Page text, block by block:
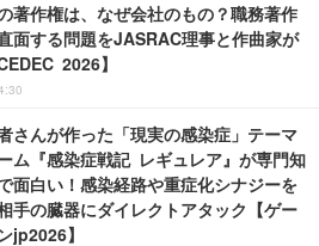
著作権は、なぜ会社のもの？職務著作
面する問題をJASRAC理事と作曲家が
2026】
さんが作った「現実の感染症」テーマ
ム『感染症戦記 レギュレア』が専門知
面白い！感染経路や重症化シナジーを
手の臓器にダイレクトアタック【ゲー
jp2026】